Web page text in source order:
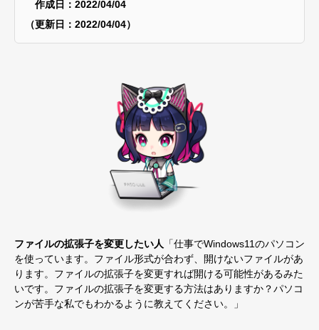
作成日：2022/04/04
（更新日：2022/04/04）
ファイルの拡張子を変更したい人 「仕事でWindows11のパソコン
を使っています。ファイル形式が合わず、開けないファイルがあ
ります。ファイルの拡張子を変更すれば開ける可能性があるみた
いです。ファイルの拡張子を変更する方法はありますか？パソコ
ンが苦手な私でもわかるように教えてください。」